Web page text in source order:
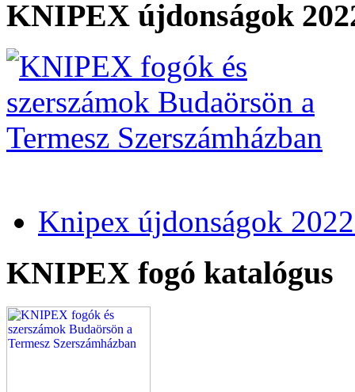
KNIPEX újdonságok
Knipex újdonságok
KNIPEX fogó katalógus